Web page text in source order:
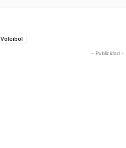
Voleibol
- Publicidad -